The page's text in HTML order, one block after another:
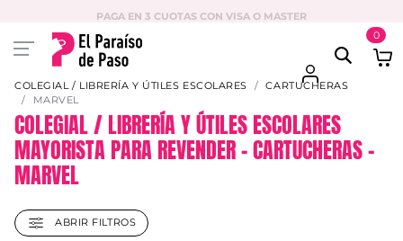
PAGA EN 3 CUOTAS CON VISA O MASTER
0
COLEGIAL / LIBRERÍA Y ÚTILES ESCOLARES
CARTUCHERAS
MARVEL
COLEGIAL / LIBRERÍA Y ÚTILES ESCOLARES
MAYORISTA PARA REVENDER – CARTUCHERAS –
MARVEL
ABRIR FILTROS